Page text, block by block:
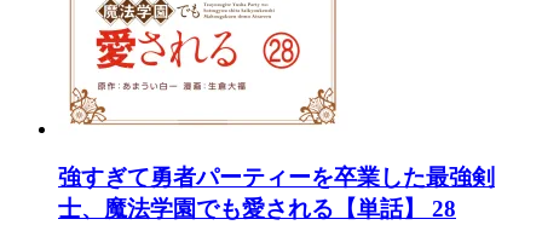
強すぎて勇者パーティーを卒業した最強剣
士、魔法学園でも愛される【単話】 28